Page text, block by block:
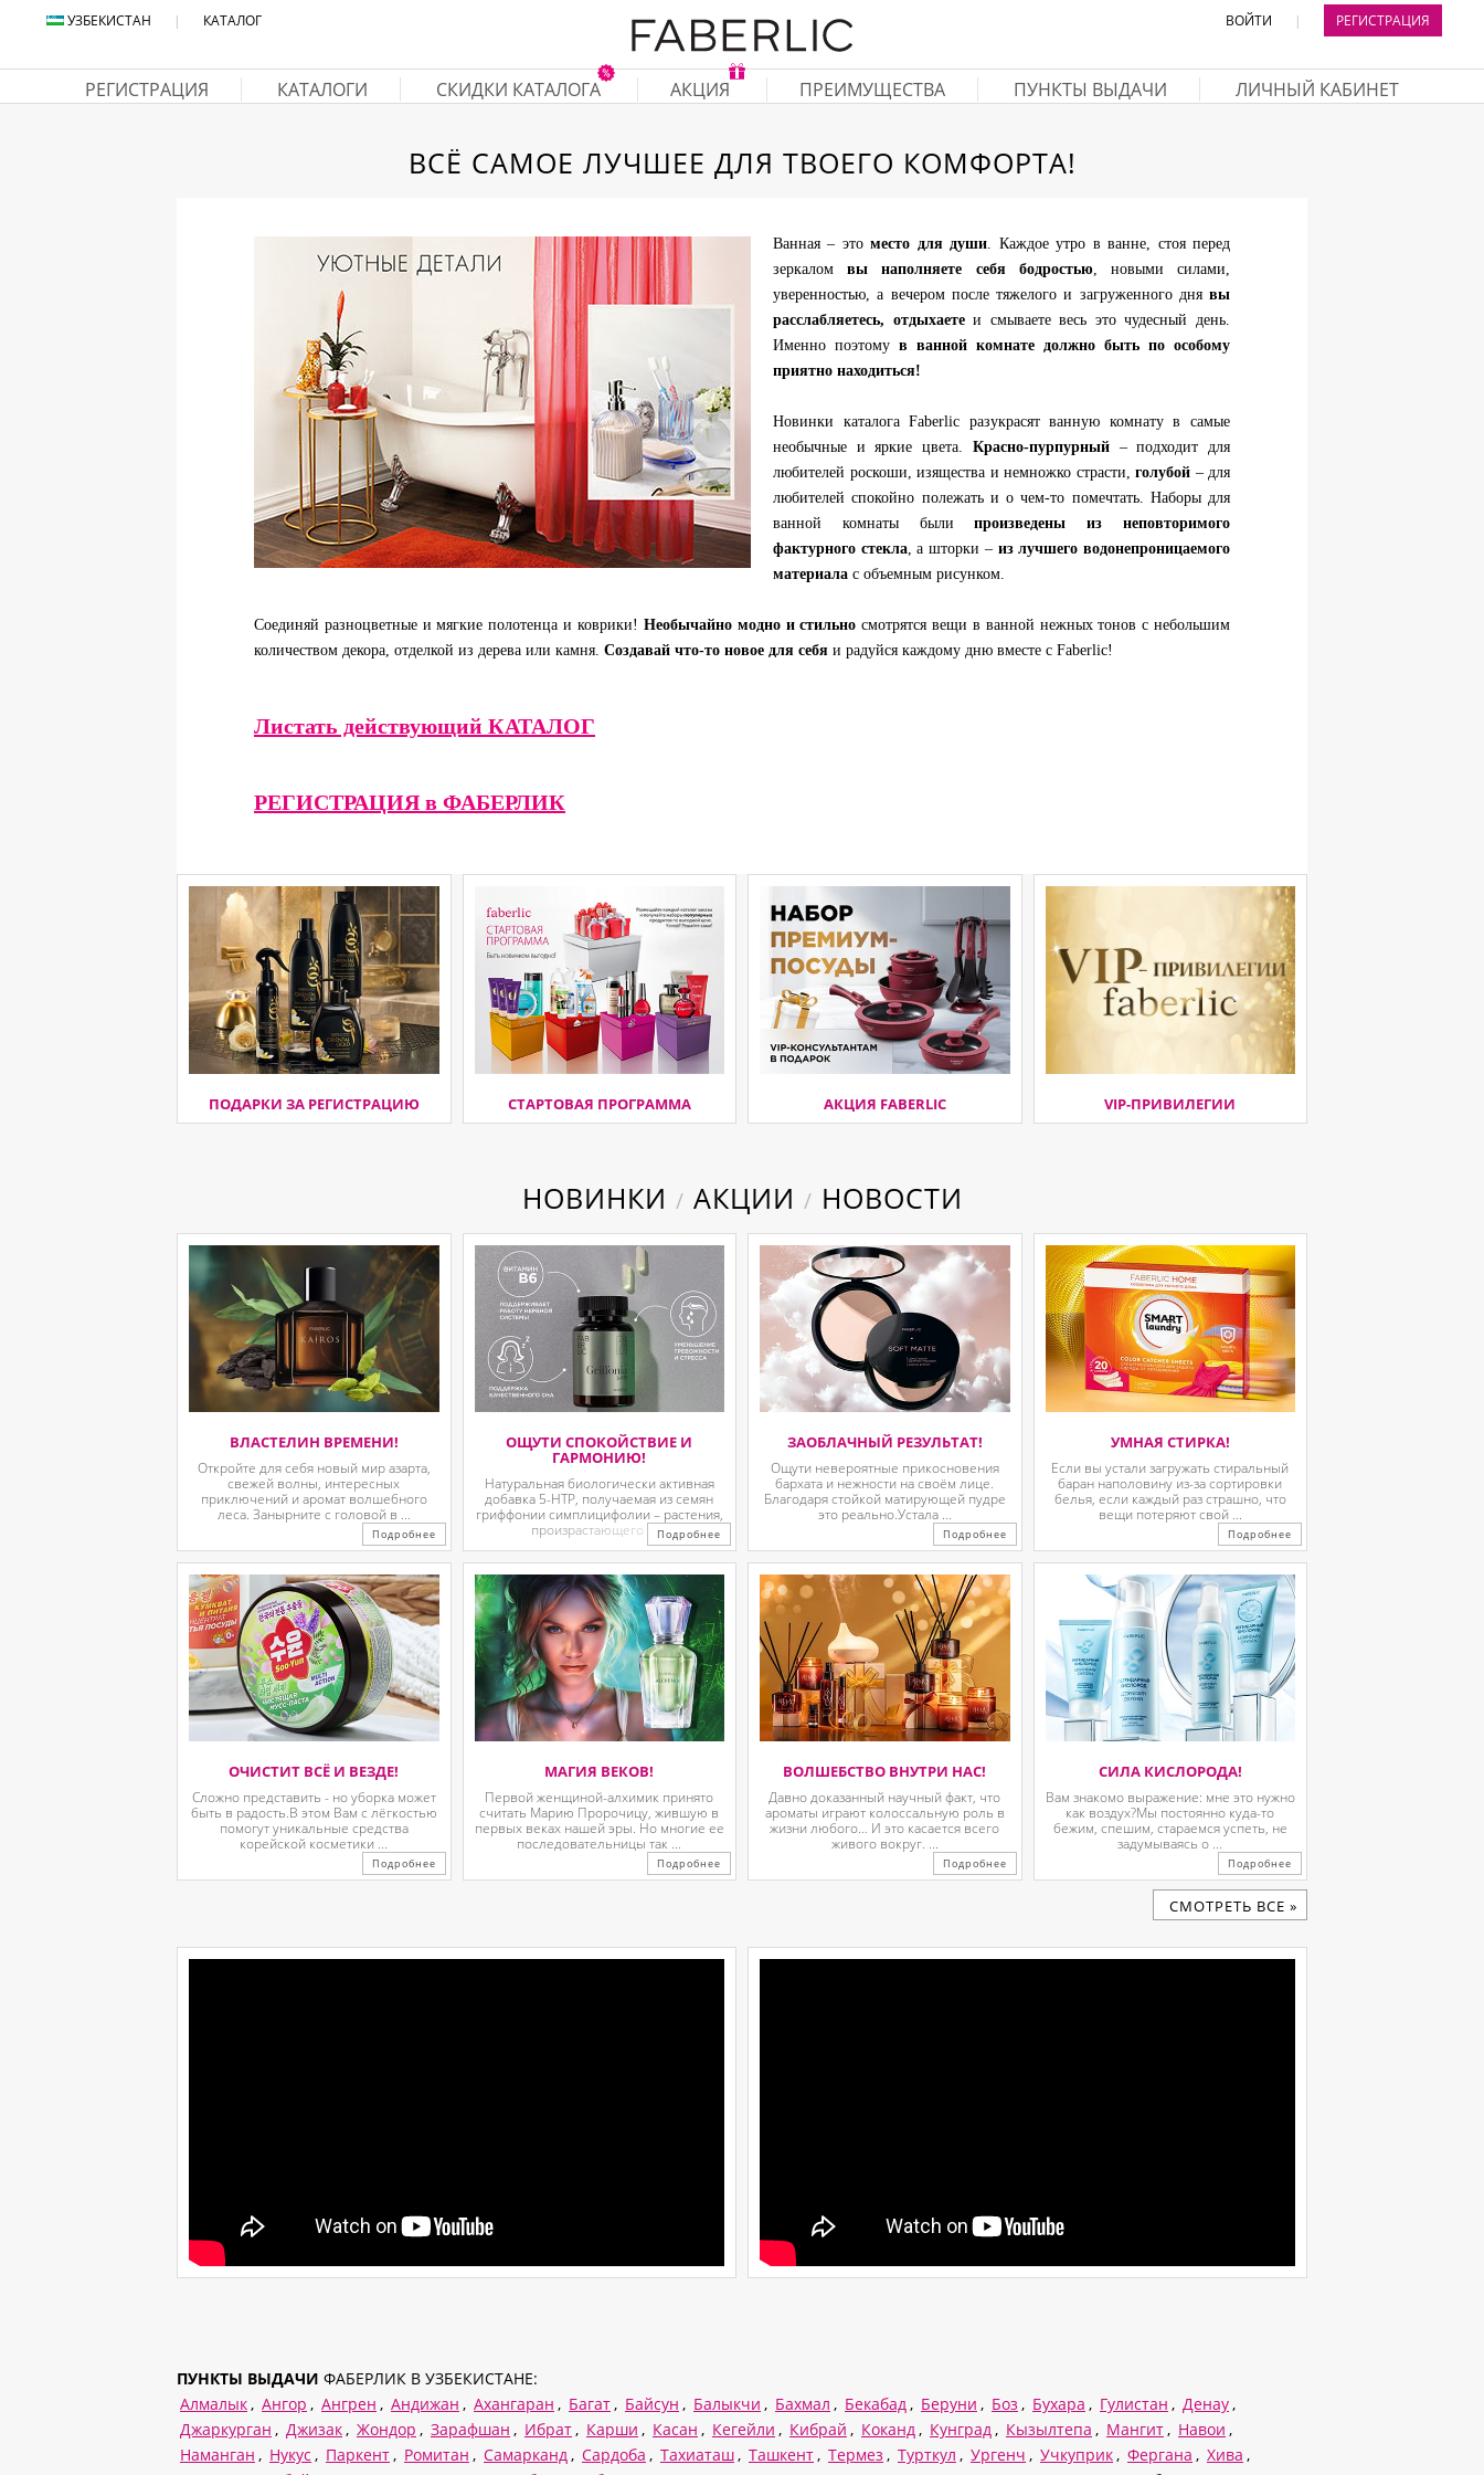
УЗБЕКИСТАН | КАТАЛОГ ВОЙТИ | РЕГИСТРАЦИЯ
РЕГИСТРАЦИЯ КАТАЛОГИ СКИДКИ КАТАЛОГА АКЦИЯ ПРЕИМУЩЕСТВА ПУНКТЫ ВЫДАЧИ ЛИЧНЫЙ КАБИНЕТ
ВСЁ САМОЕ ЛУЧШЕЕ ДЛЯ ТВОЕГО КОМФОРТА!
Ванная – этоместо для души. Каждое утро в ванне, стоя перед
зеркаломвы наполняете себя бодростью, новыми силами,
уверенностью, а вечером после тяжелого и загруженного дня вы
расслабляетесь, отдыхаетеи смываете весь это чудесный день.
Именно поэтому в ванной комнате должно быть по особому
приятно находиться!
Новинки каталога Faberlic разукрасят ванную комнату в самые
необычные и яркие цвета. Красно-пурпурный– подходит для
любителей роскоши, изящества и немножко страсти, голубой – для
любителей спокойно полежать и о чем-то помечтать. Наборы для
ванной комнаты былипроизведены из неповторимого
фактурного стекла, а шторки – из лучшего водонепроницаемого
материала с объемным рисунком.
Соединяй разноцветные и мягкие полотенца и коврики! Необычайно модно и стильно смотрятся вещи в ванной нежных тонов с небольшим
количеством декора, отделкой из дерева или камня. Создавай что-то новое для себя и радуйся каждому дню вместе с Faberlic!
Листать действующий КАТАЛОГ
РЕГИСТРАЦИЯ в ФАБЕРЛИК
ПОДАРКИ ЗА РЕГИСТРАЦИЮ СТАРТОВАЯ ПРОГРАММА АКЦИЯ FABERLIC VIP-ПРИВИЛЕГИИ
НОВИНКИ / АКЦИИ / НОВОСТИ
ВЛАСТЕЛИН ВРЕМЕНИ!
Откройте для себя новый мир азарта,
свежей волны, интересных
приключений и аромат волшебного
леса. Занырните с головой в ...
Подробнее
ОЩУТИ СПОКОЙСТВИЕ И
ГАРМОНИЮ!
Натуральная биологически активная
добавка 5-HTP, получаемая из семян
гриффонии симплицифолии – растения,
произрастающего в ...Подробнее
ЗАОБЛАЧНЫЙ РЕЗУЛЬТАТ!
Ощути невероятные прикосновения
бархата и нежности на своём лице.
Благодаря стойкой матирующей пудре
это реально.Устала ...
Подробнее
УМНАЯ СТИРКА!
Если вы устали загружать стиральный
баран наполовину из-за сортировки
белья, если каждый раз страшно, что
вещи потеряют свой ...
Подробнее
ОЧИСТИТ ВСЁ И ВЕЗДЕ!
Сложно представить - но уборка может
быть в радость.В этом Вам с лёгкостью
помогут уникальные средства
корейской косметики ...
Подробнее
МАГИЯ ВЕКОВ!
Первой женщиной-алхимик принято
считать Марию Пророчицу, жившую в
первых веках нашей эры. Но многие ее
последовательницы так ...
Подробнее
ВОЛШЕБСТВО ВНУТРИ НАС!
Давно доказанный научный факт, что
ароматы играют колоссальную роль в
жизни любого… И это касается всего
живого вокруг. ...
Подробнее
СИЛА КИСЛОРОДА!
Вам знакомо выражение: мне это нужно
как воздух?Мы постоянно куда-то
бежим, спешим, стараемся успеть, не
задумываясь о ...
Подробнее
CМОТРЕТЬ ВСЕ »
ПУНКТЫ ВЫДАЧИ ФАБЕРЛИК В УЗБЕКИСТАНЕ:
Алмалык, Ангор , Ангрен , Андижан , Ахангаран , Багат, Байсун , Балыкчи , Бахмал , Бекабад, Беруни , Боз , Бухара , Гулистан , Денау,
Джаркурган , Джизак, Жондор , Зарафшан , Ибрат, Карши , Касан , Кегейли , Кибрай , Коканд, Кунград, Кызылтепа , Мангит, Навои ,
Наманган , Нукус , Паркент, Ромитан , Самарканд, Сардоба , Тахиаташ, Ташкент, Термез , Турткул , Ургенч , Учкуприк, Фергана , Хива ,